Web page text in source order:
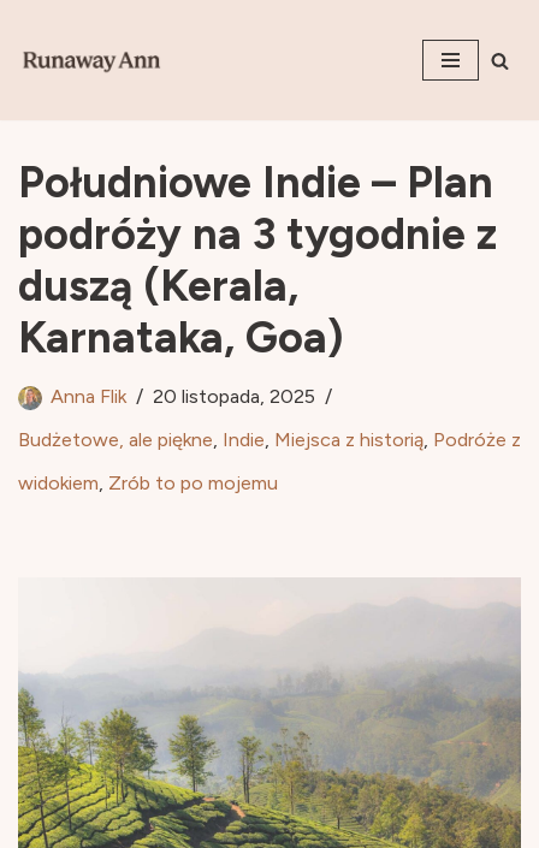
Przejdź
Południowe Indie – Plan
podróży na 3 tygodnie z
duszą (Kerala,
Karnataka, Goa)
Anna Flik
20 listopada, 2025
Budżetowe, ale piękne, Indie, Miejsca z historią, Podróże z
widokiem, Zrób to po mojemu